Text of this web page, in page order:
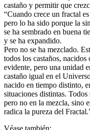
castaño y permitir que
“Cuando crece un fractal
pero lo ha sido porque la
se ha sembrado en buena
y se ha expandido.
Pero no se ha mezclado.
todos los castaños,
evidente, pero una unidad
castaño igual en el
nacido en tiempo distinto,
situaciones distintas.
pero no en la mezcla, sino
radica la pureza del
Véase también: